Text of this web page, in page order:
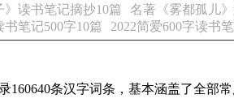
》读书笔记摘抄10篇
名著《雾都孤儿
书笔记500字10篇
2022简爱600字读书
160640条汉字词条，基本涵盖了全部